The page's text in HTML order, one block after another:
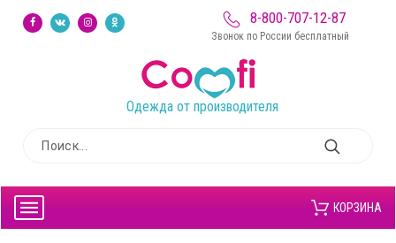
8-800-707-12-87
Звонок по России бесплатный
Одежда от производителя
КОРЗИНА